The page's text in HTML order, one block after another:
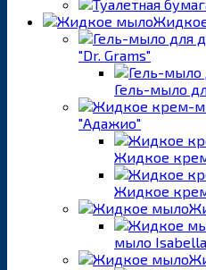
"Dr. Grams"
Гель-мыло
"Адажио"
Жидкое
Жидкое
мыло